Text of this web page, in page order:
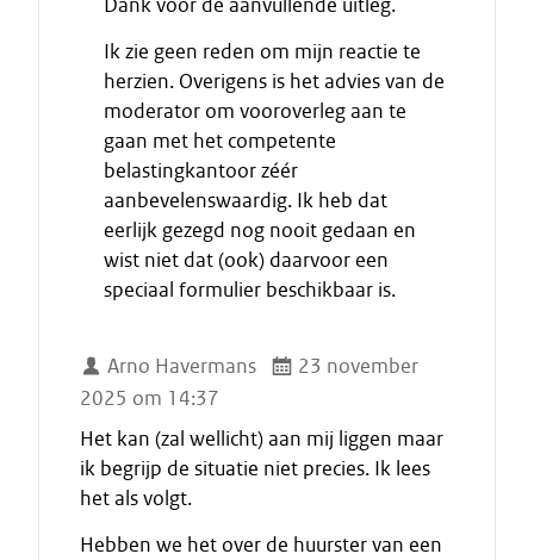
i
e
c
i
t
a
a
t
Dank voor de aanvullende uitleg.
Ik zie geen reden om mijn reactie te
herzien. Overigens is het advies van de
moderator om vooroverleg aan te
gaan met het competente
belastingkantoor zéér
aanbevelenswaardig. Ik heb dat
eerlijk gezegd nog nooit gedaan en
wist niet dat (ook) daarvoor een
speciaal formulier beschikbaar is.
Arno Havermans
23 november
2025 om 14:37
Het kan (zal wellicht) aan mij liggen maar
ik begrijp de situatie niet precies. Ik lees
het als volgt.
Hebben we het over de huurster van een